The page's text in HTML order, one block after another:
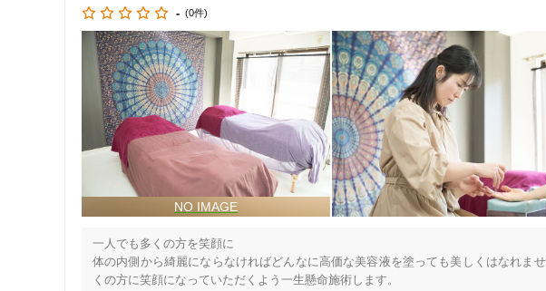
受付時間の特徴
土日営業 20時以降OK
通院手段の特徴
駐車場あり
設備の特徴
女性向けの特徴
眼精疲労・ヘッドマッサージ
足つぼマッサージ
どの施術に対しても最初に問診を行なっております。
問診の際に患者様のお悩みや辛い症状をお伝えいただければ最適な治療プランをご提
もしご不明な点や気になる点がございます際にはLINEにてお気軽にご相談ください！
ご予約はネット、LINE、お電話にて受け付けております。
【代表からのご挨拶】
初めまして。鍼灸マッサージ師の熊谷陸(くまがい りく)です。
皆様の生活のお悩みを1つでも健康面からサポートさせていただきたいと思っていま
宜しくお願い致します！
【実績】
- (0件)
一人でも多くの方を笑顔に
体の内側から綺麗にならなければどんなに高価な美容液を塗っても美しくはなれま
くの方に笑顔になっていただくよう一生懸命施術します。
「健康に